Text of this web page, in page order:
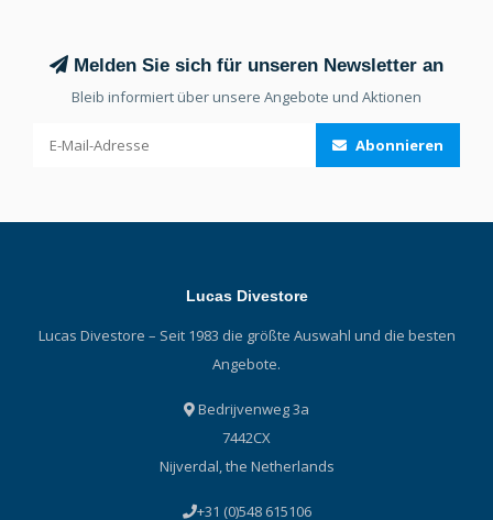
Melden Sie sich für unseren Newsletter an
Bleib informiert über unsere Angebote und Aktionen
Abonnieren
Lucas Divestore
Lucas Divestore – Seit 1983 die größte Auswahl und die besten
Angebote.
Bedrijvenweg 3a
7442CX
Nijverdal, the Netherlands
+31 (0)548 615106